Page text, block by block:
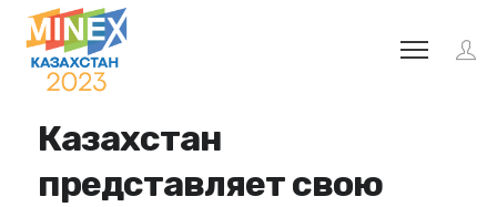
Казахстан
представляет свою